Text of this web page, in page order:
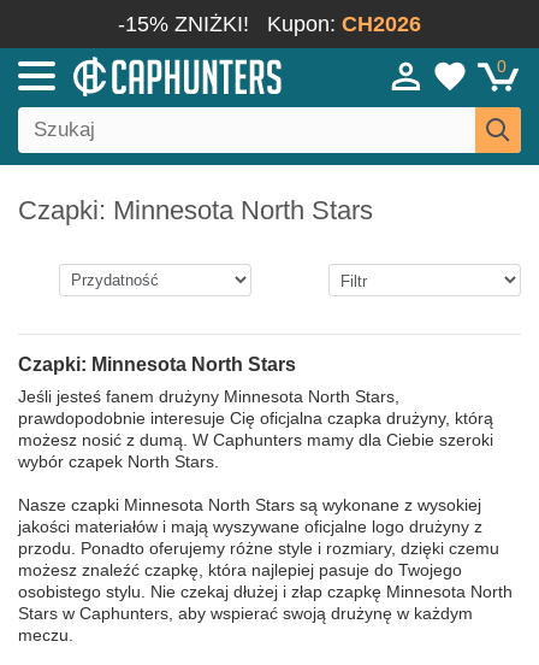
-15% ZNIŻKI! Kupon: CH2026
0
Czapki: Minnesota North Stars
Czapki: Minnesota North Stars
Jeśli jesteś fanem drużyny Minnesota North Stars,
prawdopodobnie interesuje Cię oficjalna czapka drużyny, którą
możesz nosić z dumą. W Caphunters mamy dla Ciebie szeroki
wybór czapek North Stars.
Nasze czapki Minnesota North Stars są wykonane z wysokiej
jakości materiałów i mają wyszywane oficjalne logo drużyny z
przodu. Ponadto oferujemy różne style i rozmiary, dzięki czemu
możesz znaleźć czapkę, która najlepiej pasuje do Twojego
osobistego stylu. Nie czekaj dłużej i złap czapkę Minnesota North
Stars w Caphunters, aby wspierać swoją drużynę w każdym
meczu.